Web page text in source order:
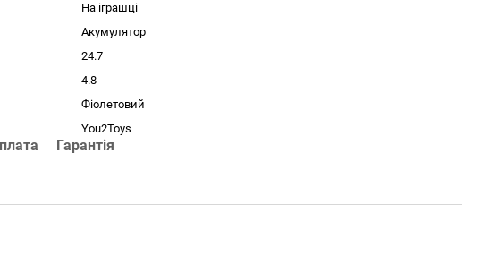
На іграшці
Акумулятор
24.7
4.8
Фіолетовий
You2Toys
Гарантія